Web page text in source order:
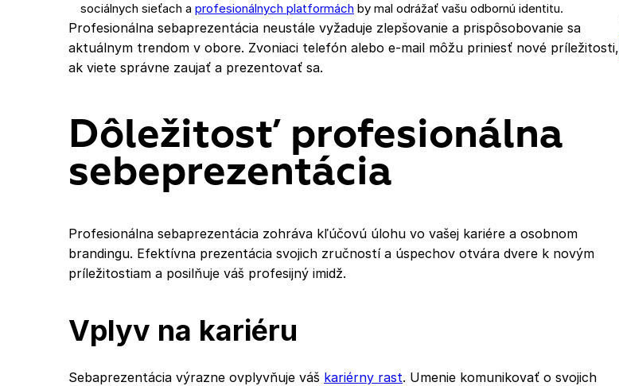
sociálnych sieťach a profesionálnych platformách by mal odrážať vašu odbornú identitu.
Profesionálna sebaprezentácia neustále vyžaduje zlepšovanie a prispôsobovanie sa
aktuálnym trendom v obore. Zvoniaci telefón alebo e-mail môžu priniesť nové príležitosti,
ak viete správne zaujať a prezentovať sa.
Dôležitosť profesionálna
sebeprezentácia
Profesionálna sebaprezentácia zohráva kľúčovú úlohu vo vašej kariére a osobnom
brandingu. Efektívna prezentácia svojich zručností a úspechov otvára dvere k novým
príležitostiam a posilňuje váš profesijný imidž.
Vplyv na kariéru
Sebaprezentácia výrazne ovplyvňuje váš kariérny rast. Umenie komunikovať o svojich